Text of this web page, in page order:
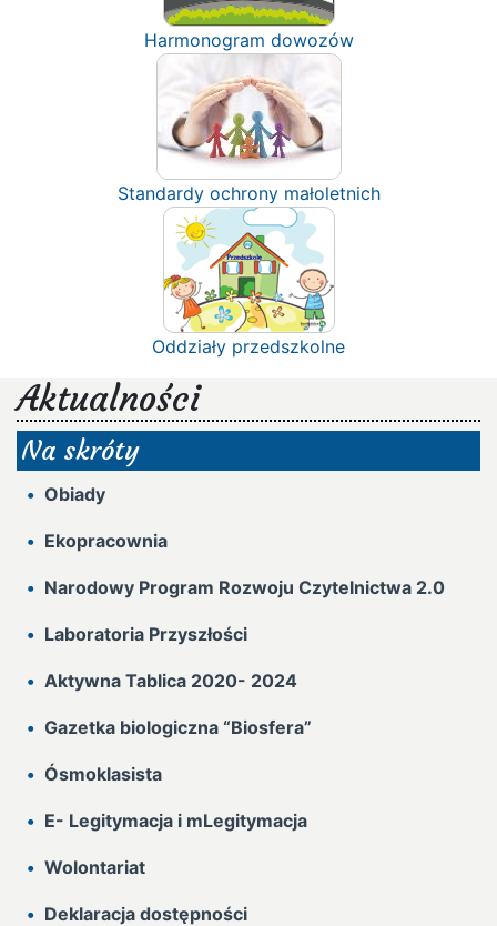
Harmonogram dowozów
Standardy ochrony małoletnich
Oddziały przedszkolne
Aktualności
Na skróty
Obiady
Ekopracownia
Narodowy Program Rozwoju Czytelnictwa 2.0
Laboratoria Przyszłości
Aktywna Tablica 2020- 2024
Gazetka biologiczna “Biosfera”
Ósmoklasista
E- Legitymacja i mLegitymacja
Wolontariat
Deklaracja dostępności